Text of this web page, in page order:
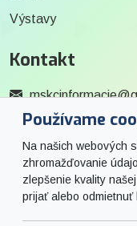
Používame
Na našich webových
zhromažďovanie
zlepšenie kvality
prijať alebo odmietnuť
Výstavy
Kontakt
0915 727 244
Social
Facebook